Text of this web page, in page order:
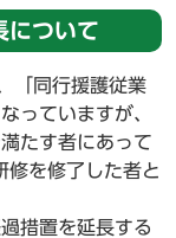
について
「同行援護従業
っていますが、
たす者にあって
を修了した者と
措置を延長する